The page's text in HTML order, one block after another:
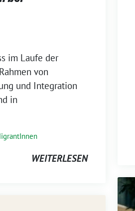
im Laufe der
von
und Integration
in
WEITERLESEN